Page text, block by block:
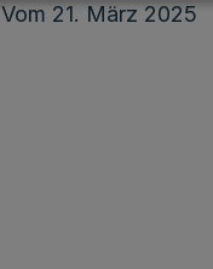
Vom 21. März 2025